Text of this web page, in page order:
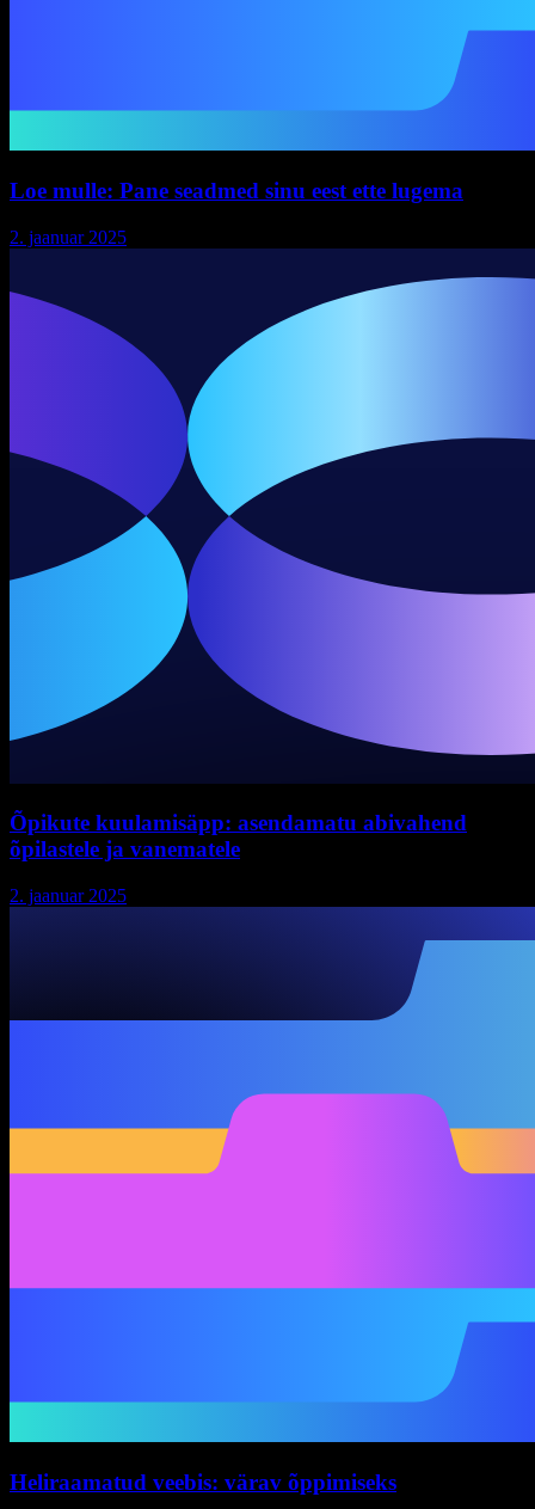
Loe mulle: Pane seadmed sinu eest ette lugema
2. jaanuar 2025
Õpikute kuulamisäpp: asendamatu abivahend
õpilastele ja vanematele
2. jaanuar 2025
Heliraamatud veebis: värav õppimiseks